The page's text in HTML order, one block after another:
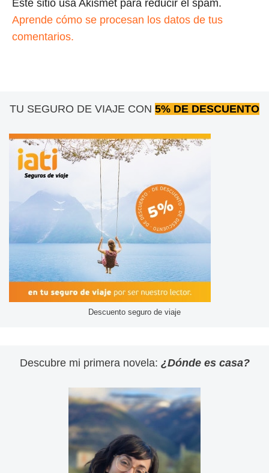
Este sitio usa Akismet para reducir el spam.
Aprende cómo se procesan los datos de tus
comentarios.
TU SEGURO DE VIAJE CON 5% DE DESCUENTO
Descuento seguro de viaje
Descubre mi primera novela: ¿Dónde es casa?